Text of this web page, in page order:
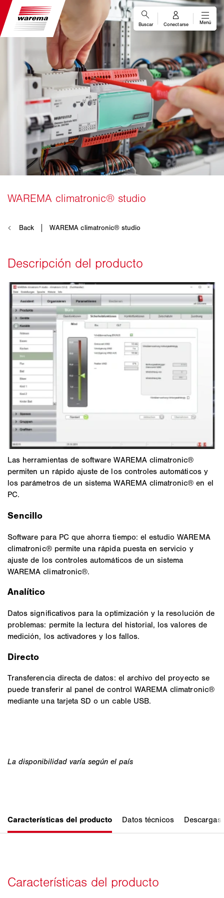
Las herramientas de software WAREMA climatronic®
permiten un rápido ajuste de los controles automáticos y
los parámetros de un sistema WAREMA climatronic® en el
PC.
Sencillo
Software para PC que ahorra tiempo: el estudio WAREMA
climatronic® permite una rápida puesta en servicio y
ajuste de los controles automáticos de un sistema
WAREMA climatronic®.
Analítico
Datos significativos para la optimización y la resolución de
problemas: permite la lectura del historial, los valores de
medición, los activadores y los fallos.
Directo
Transferencia directa de datos: el archivo del proyecto se
puede transferir al panel de control WAREMA climatronic®
mediante una tarjeta SD o un cable USB.